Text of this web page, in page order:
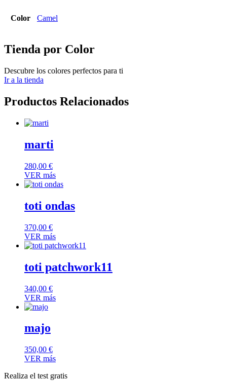
Color Camel
Tienda por Color
Descubre los colores perfectos para ti
Ir a la tienda
Productos Relacionados
marti
280,00 €
VER más
toti ondas
370,00 €
VER más
toti patchwork11
340,00 €
VER más
majo
350,00 €
VER más
Realiza el test gratis